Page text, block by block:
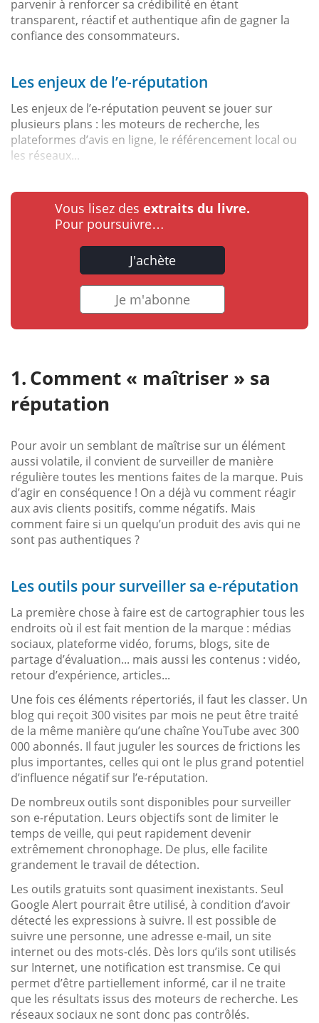
parvenir à renforcer sa crédibilité en étant
transparent, réactif et authentique afin de gagner la
confiance des consommateurs.
Les enjeux de l’e-réputation
Les enjeux de l’e-réputation peuvent se jouer sur
plusieurs plans : les moteurs de recherche, les
plateformes d’avis en ligne, le référencement local ou
les réseaux...
Vous lisez des extraits du livre.
Pour poursuivre…
J'achète
Je m'abonne
Comment « maîtriser » sa
réputation
Pour avoir un semblant de maîtrise sur un élément
aussi volatile, il convient de surveiller de manière
régulière toutes les mentions faites de la marque. Puis
d’agir en conséquence ! On a déjà vu comment réagir
aux avis clients positifs, comme négatifs. Mais
comment faire si un quelqu’un produit des avis qui ne
sont pas authentiques ?
Les outils pour surveiller sa e-réputation
La première chose à faire est de cartographier tous les
endroits où il est fait mention de la marque : médias
sociaux, plateforme vidéo, forums, blogs, site de
partage d’évaluation... mais aussi les contenus : vidéo,
retour d’expérience, articles...
Une fois ces éléments répertoriés, il faut les classer. Un
blog qui reçoit 300 visites par mois ne peut être traité
de la même manière qu’une chaîne YouTube avec 300
000 abonnés. Il faut juguler les sources de frictions les
plus importantes, celles qui ont le plus grand potentiel
d’influence négatif sur l’e-réputation.
De nombreux outils sont disponibles pour surveiller
son e-réputation. Leurs objectifs sont de limiter le
temps de veille, qui peut rapidement devenir
extrêmement chronophage. De plus, elle facilite
grandement le travail de détection.
Les outils gratuits sont quasiment inexistants. Seul
Google Alert pourrait être utilisé, à condition d’avoir
détecté les expressions à suivre. Il est possible de
suivre une personne, une adresse e-mail, un site
internet ou des mots-clés. Dès lors qu’ils sont utilisés
sur Internet, une notification est transmise. Ce qui
permet d’être partiellement informé, car il ne traite
que les résultats issus des moteurs de recherche. Les
réseaux sociaux ne sont donc pas contrôlés.